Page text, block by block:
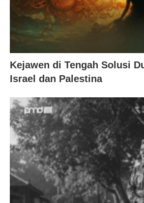
Kejawen di Tengah Solusi
Israel dan Palestina